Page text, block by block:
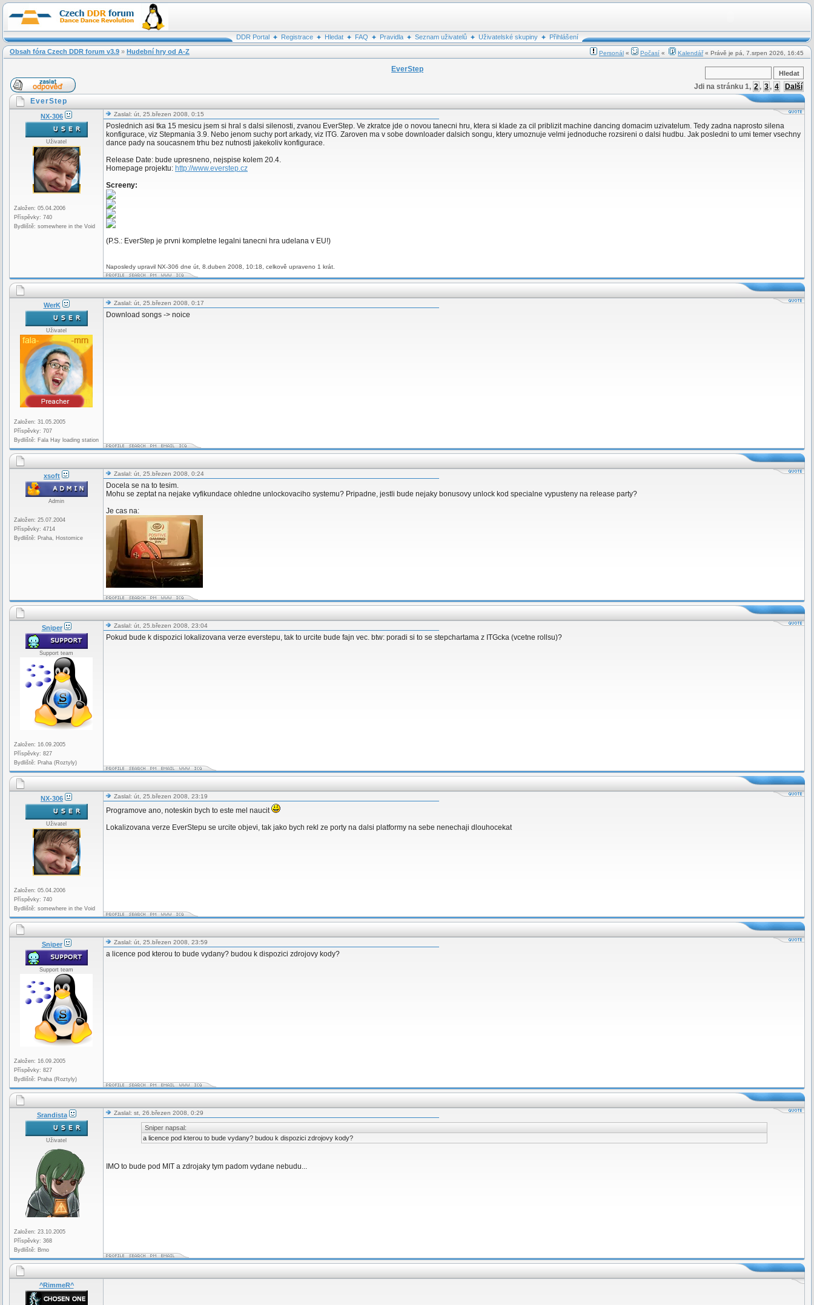
DDR Portal Registrace Hledat FAQ Pravidla Seznam uživatelů Uživatelské skupiny
Přihlášení
Obsah fóra Czech DDR forum v3.9 » Hudební hry od A-Z Personál « Počasí « Kalendář« Právě je pá, 7.srpen 2026, 16:45
EverStep
Jdi na stránku 1, 2 , 3 , 4
Další
EverStep
NX-306
Uživatel
Založen: 05.04.2006
Příspěvky: 740
Bydliště: somewhere in the Void
Zaslal: út, 25.březen 2008, 0:15
Poslednich asi tka 15 mesicu jsem si hral s dalsi silenosti, zvanou EverStep. Ve zkratce jde o novou tanecni hru, ktera si klade za cil priblizit machine dancing domacim uzivatelum. Tedy zadna naprosto silena
konfigurace, viz Stepmania 3.9. Nebo jenom suchy port arkady, viz ITG. Zaroven ma v sobe downloader dalsich songu, ktery umoznuje velmi jednoduche rozsireni o dalsi hudbu. Jak posledni to umi temer vsechny
dance pady na soucasnem trhu bez nutnosti jakekoliv konfigurace.
Release Date: bude upresneno, nejspise kolem 20.4.
Homepage projektu: http://www.everstep.cz
Screeny:
(P.S.: EverStep je prvni kompletne legalni tanecni hra udelana v EU!)
Naposledy upravil NX-306 dne út, 8.duben 2008, 10:18, celkově upraveno 1 krát.
WerK
Uživatel
Založen: 31.05.2005
Příspěvky: 707
Bydliště: Fala Hay loading station
Zaslal: út, 25.březen 2008, 0:17
Download songs -> noice
xsoft
Admin
Založen: 25.07.2004
Příspěvky: 4714
Bydliště: Praha, Hostomice
Zaslal: út, 25.březen 2008, 0:24
Docela se na to tesim.
Mohu se zeptat na nejake vyfikundace ohledne unlockovaciho systemu? Pripadne, jestli bude nejaky bonusovy unlock kod specialne vypusteny na release party?
Je cas na:
Sniper
Support team
Založen: 16.09.2005
Příspěvky: 827
Bydliště: Praha (Roztyly)
Zaslal: út, 25.březen 2008, 23:04
Pokud bude k dispozici lokalizovana verze everstepu, tak to urcite bude fajn vec. btw: poradi si to se stepchartama z ITGcka (vcetne rollsu)?
NX-306
Uživatel
Založen: 05.04.2006
Příspěvky: 740
Bydliště: somewhere in the Void
Zaslal: út, 25.březen 2008, 23:19
Programove ano, noteskin bych to este mel naucit
Lokalizovana verze EverStepu se urcite objevi, tak jako bych rekl ze porty na dalsi platformy na sebe nenechaji dlouhocekat
Sniper
Support team
Založen: 16.09.2005
Příspěvky: 827
Bydliště: Praha (Roztyly)
Zaslal: út, 25.březen 2008, 23:59
a licence pod kterou to bude vydany? budou k dispozici zdrojovy kody?
Srandista
Uživatel
Založen: 23.10.2005
Příspěvky: 368
Bydliště: Brno
Zaslal: st, 26.březen 2008, 0:29
Sniper napsal:
a licence pod kterou to bude vydany? budou k dispozici zdrojovy kody?
IMO to bude pod MIT a zdrojaky tym padom vydane nebudu...
^RimmeR^